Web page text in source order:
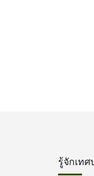
รู้จักเท